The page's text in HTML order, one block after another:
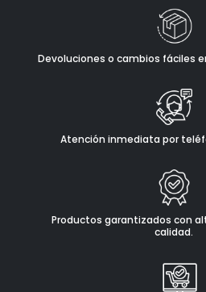
Devoluciones o cambios fáciles
Atención inmediata por
Productos garantizados con
calidad.